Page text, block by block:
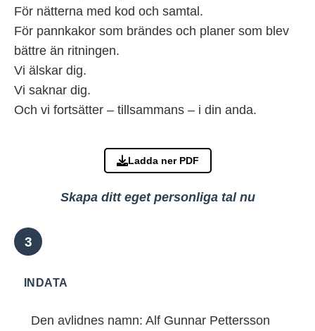
För nätterna med kod och samtal.
För pannkakor som brändes och planer som blev
bättre än ritningen.
Vi älskar dig.
Vi saknar dig.
Och vi fortsätter – tillsammans – i din anda.
Ladda ner PDF
Skapa ditt eget personliga tal nu
INDATA
Den avlidnes namn: Alf Gunnar Pettersson